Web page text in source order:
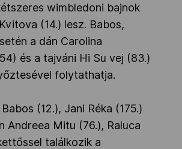
wimbledoni bajnok
(14.) lesz. Babos,
a dán Carolina
és a tajváni Hi Su vej (83.)
folytathatja.
(12.), Jani Réka (175.)
Andreea Mitu (76.), Raluca
találkozik a